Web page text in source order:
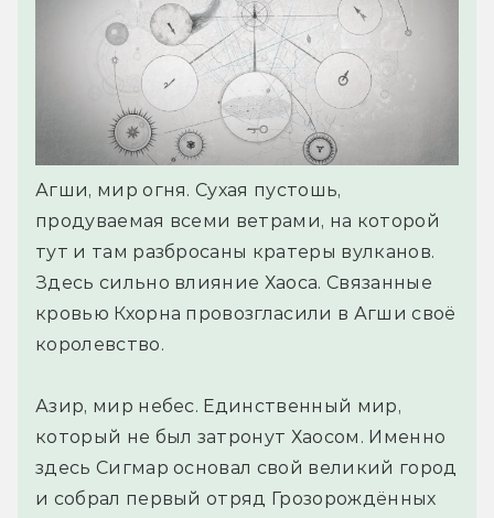
Агши, мир огня. Сухая пустошь,
продуваемая всеми ветрами, на которой
тут и там разбросаны кратеры вулканов.
Здесь сильно влияние Хаоса. Связанные
кровью Кхорна провозгласили в Агши своё
королевство.
Азир, мир небес. Единственный мир,
который не был затронут Хаосом. Именно
здесь Сигмар основал свой великий город
и собрал первый отряд Грозорождённых